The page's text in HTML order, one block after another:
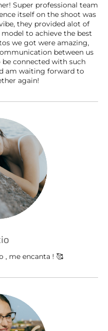
Super professional team
itself on the shoot was
they provided alot of
model to achieve the best
we got were amazing,
between us
connected with such
am waiting forward to
again!
, me encanta ! 🥰